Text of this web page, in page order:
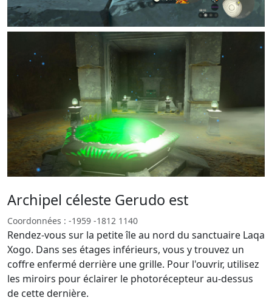
Archipel céleste Gerudo est
Coordonnées : -1959 -1812 1140
Rendez-vous sur la petite île au nord du sanctuaire Laqa
Xogo. Dans ses étages inférieurs, vous y trouvez un
coffre enfermé derrière une grille. Pour l'ouvrir, utilisez
les miroirs pour éclairer le photorécepteur au-dessus
de cette dernière.